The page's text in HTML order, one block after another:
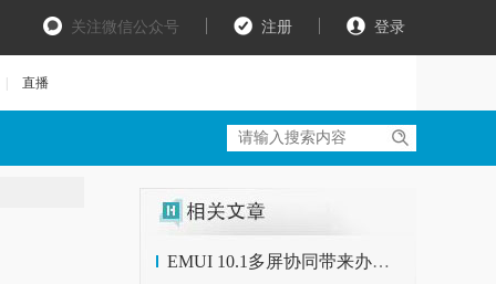
关注微信公众号 注册 登录
直播
EMUI 10.1多屏协同带来办公新体验，让你工作效率翻倍